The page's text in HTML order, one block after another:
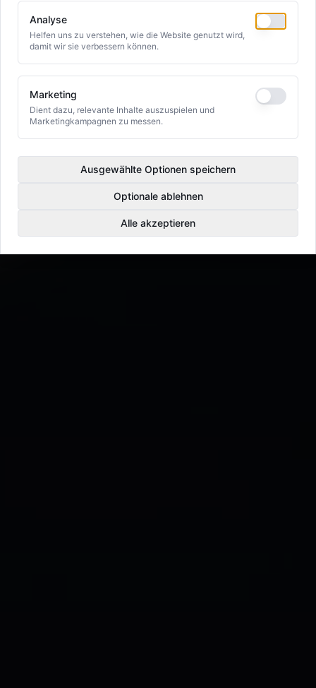
Analyse
Helfen uns zu verstehen, wie die Website genutzt wird,
damit wir sie verbessern können.
Marketing
Dient dazu, relevante Inhalte auszuspielen und
Marketingkampagnen zu messen.
Ausgewählte Optionen speichern
Optionale ablehnen
Alle akzeptieren